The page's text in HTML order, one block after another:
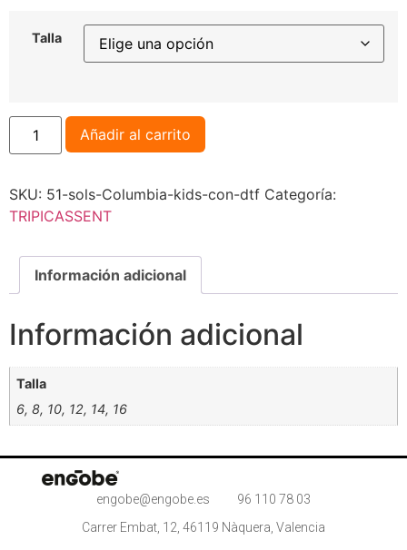
Talla
Añadir al carrito
SKU: 51-sols-Columbia-kids-con-dtf Categoría:
TRIPICASSENT
Información adicional
Información adicional
Talla
6, 8, 10, 12, 14, 16
engobe@engobe.es
96 110 78 03
Carrer Embat, 12, 46119 Nàquera, Valencia